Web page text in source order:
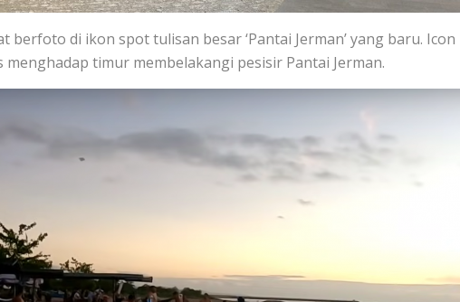
berfoto di ikon spot tulisan besar ‘Pantai Jerman’ yang baru. Icon
timur membelakangi pesisir Pantai Jerman.